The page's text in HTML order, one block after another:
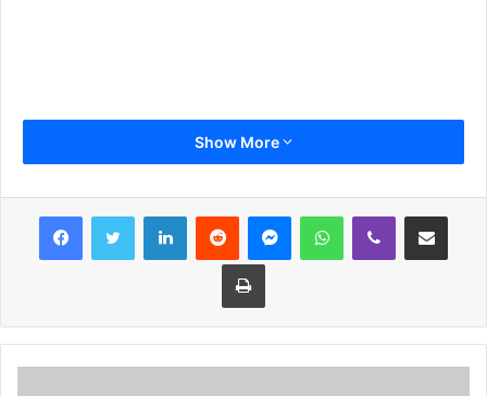
Show More
Print